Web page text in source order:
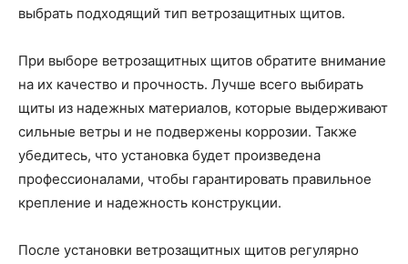
выбрать подходящий тип ветрозащитных щитов.
При выборе ветрозащитных щитов обратите внимание
на их качество и прочность. Лучше всего выбирать
щиты из надежных материалов, которые выдерживают
сильные ветры и не подвержены коррозии. Также
убедитесь, что установка будет произведена
профессионалами, чтобы гарантировать правильное
крепление и надежность конструкции.
После установки ветрозащитных щитов регулярно